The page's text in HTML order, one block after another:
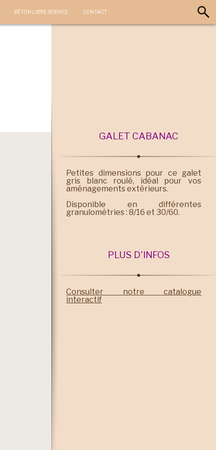
BÉTON LIBRE SERVICE CONTACT
GALET CABANAC
Petites dimensions pour ce galet
gris blanc roulé, idéal pour vos
aménagements extérieurs.
Disponible en différentes
granulométries : 8/16 et 30/60.
PLUS D'INFOS
Consulter notre catalogue
interactif